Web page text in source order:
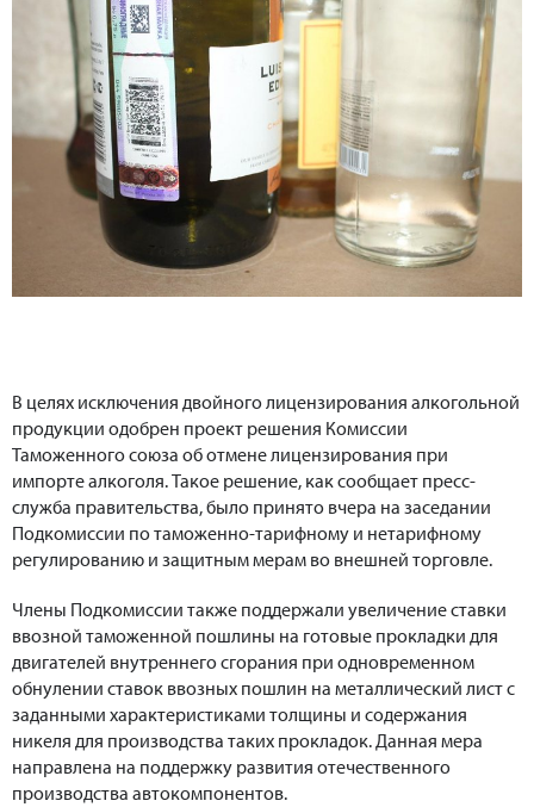
В целях исключения двойного лицензирования алкогольной
продукции одобрен проект решения Комиссии
Таможенного союза об отмене лицензирования при
импорте алкоголя. Такое решение, как сообщает пресс-
служба правительства, было принято вчера на заседании
Подкомиссии по таможенно-тарифному и нетарифному
регулированию и защитным мерам во внешней торговле.
Члены Подкомиссии также поддержали увеличение ставки
ввозной таможенной пошлины на готовые прокладки для
двигателей внутреннего сгорания при одновременном
обнулении ставок ввозных пошлин на металлический лист с
заданными характеристиками толщины и содержания
никеля для производства таких прокладок. Данная мера
направлена на поддержку развития отечественного
производства автокомпонентов.